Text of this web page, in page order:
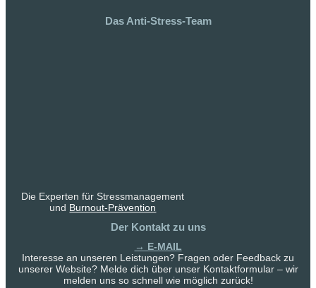
Das Anti-Stress-Team
Die Experten für Stressmanagement
und Burnout-Prävention
Der Kontakt zu uns
→ E-MAIL
Interesse an unseren Leistungen? Fragen oder Feedback zu
unserer Website? Melde dich über unser Kontaktformular – wir
melden uns so schnell wie möglich zurück!